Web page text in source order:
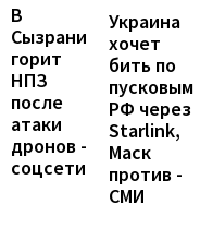
В
Сызрани
горит
НПЗ
после
атаки
дронов -
соцсети
Украина
хочет
бить по
пусковым
РФ через
Starlink,
Маск
против -
СМИ